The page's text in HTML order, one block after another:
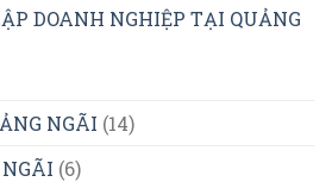
DOANH NGHIỆP TẠI QUẢNG
NGÃI (14)
(6)